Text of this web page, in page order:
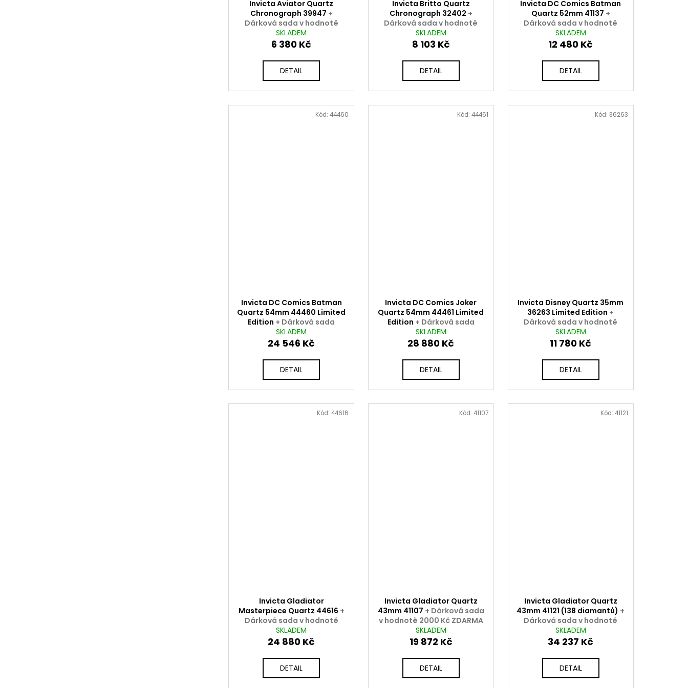
Invicta Aviator Quartz
Chronograph 39947 +
Dárková sada v hodnotě
2000 Kč ZDARMA
SKLADEM
6 380 Kč
DETAIL
Invicta Britto Quartz
Chronograph 32402 +
Dárková sada v hodnotě
2000 Kč ZDARMA
SKLADEM
8 103 Kč
DETAIL
Invicta DC Comics Batman
Quartz 52mm 41137 +
Dárková sada v hodnotě
2000 Kč ZDARMA
SKLADEM
12 480 Kč
DETAIL
Invicta DC Comics Batman
Quartz 54mm 44460 Limited
Edition + Dárková sada
v hodnotě 2000 Kč ZDARMA
SKLADEM
24 546 Kč
DETAIL
Kód:44460
Invicta DC Comics Joker
Quartz 54mm 44461 Limited
Edition + Dárková sada
v hodnotě 2000 Kč ZDARMA
SKLADEM
28 880 Kč
DETAIL
Kód: 44461
Invicta Disney Quartz 35mm
36263 Limited Edition +
Dárková sada v hodnotě
2000 Kč ZDARMA
SKLADEM
11 780 Kč
DETAIL
Kód: 36263
Invicta Gladiator
Masterpiece Quartz 44616 +
Dárková sada v hodnotě
2000 Kč ZDARMA
SKLADEM
24 880 Kč
DETAIL
Kód:44616
Invicta Gladiator Quartz
43mm 41107 + Dárková sada
v hodnotě 2000 Kč ZDARMA
SKLADEM
19 872 Kč
DETAIL
Kód: 41107
Invicta Gladiator Quartz
43mm 41121 (138 diamantů) +
Dárková sada v hodnotě
2000 Kč ZDARMA
SKLADEM
34 237 Kč
DETAIL
Kód: 41121